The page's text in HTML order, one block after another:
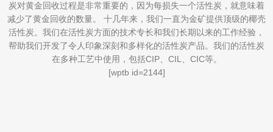
炭对黄金回收过程是非常重要的，因为每损失一个活性炭，就意味着
减少了黄金回收的数量。 十几年来，我们一直为金矿提供顶级的椰壳
活性炭。我们在活性炭方面的技术专长和我们长期以来的工作经验，
帮助我们开发了令人印象深刻和多样化的活性炭产品。我们的活性炭
在多种工艺中使用，包括CIP、CIL、CIC等。
[wptb id=2144]